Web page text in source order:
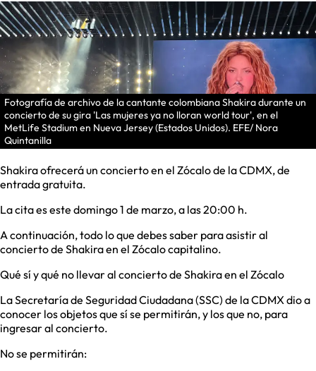
Fotografía de archivo de la cantante colombiana Shakira durante un
concierto de su gira 'Las mujeres ya no lloran world tour', en el
MetLife Stadium en Nueva Jersey (Estados Unidos). EFE/ Nora
Quintanilla
Shakira ofrecerá un concierto en el Zócalo de la CDMX, de
entrada gratuita.
La cita es este domingo 1 de marzo, a las 20:00 h.
A continuación, todo lo que debes saber para asistir al
concierto de Shakira en el Zócalo capitalino.
Qué sí y qué no llevar al concierto de Shakira en el Zócalo
La Secretaría de Seguridad Ciudadana (SSC) de la CDMX dio a
conocer los objetos que sí se permitirán, y los que no, para
ingresar al concierto.
No se permitirán: